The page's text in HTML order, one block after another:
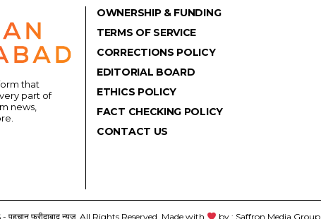
that
part of
news,
OWNERSHIP & FUNDING
TERMS OF SERVICE
CORRECTIONS POLICY
EDITORIAL BOARD
ETHICS POLICY
FACT CHECKING POLICY
CONTACT US
फरीदाबाद न्यूज़. All Rights Reserved. Made with by : Saffron Media Group